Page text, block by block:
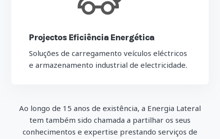
Projectos Eficiência Energética
Soluções de carregamento veículos eléctricos
e armazenamento industrial de electricidade.
Ao longo de 15 anos de existência, a Energia Lateral
tem também sido chamada a partilhar os seus
conhecimentos e expertise prestando serviços de